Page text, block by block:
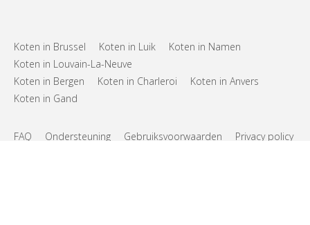
Koten in Brussel Koten in Luik
Koten in Namen
Koten in Louvain-La-Neuve
Koten in Bergen
Koten in Charleroi
Koten in Anvers
Koten in Gand
FAQ Ondersteuning Gebruiksvoorwaarden Privacy policy